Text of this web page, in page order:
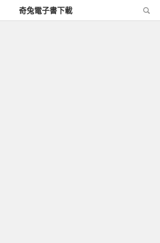
奇兔電子書下載